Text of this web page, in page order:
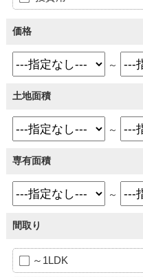
価格
～
土地面積
～
専有面積
～
間取り
～1LDK